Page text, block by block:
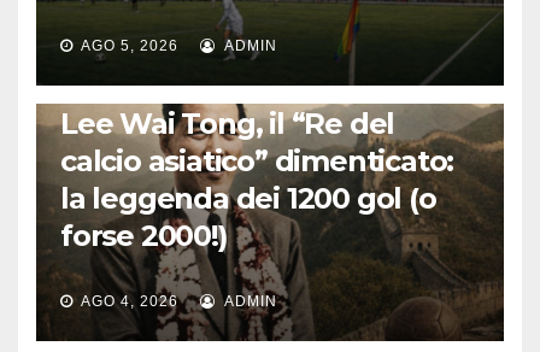
AGO 5, 2026 ADMIN
LA STORIA DEL CALCIO
Lee Wai Tong, il “Re del
calcio asiatico” dimenticato:
la leggenda dei 1200 gol (o
forse 2000!)
AGO 4, 2026 ADMIN
CALCIO INTERNAZIONALE